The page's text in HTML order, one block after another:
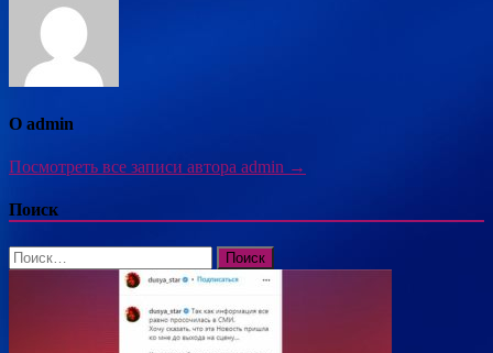
О admin
Посмотреть все записи автора admin →
Поиск
Найти: